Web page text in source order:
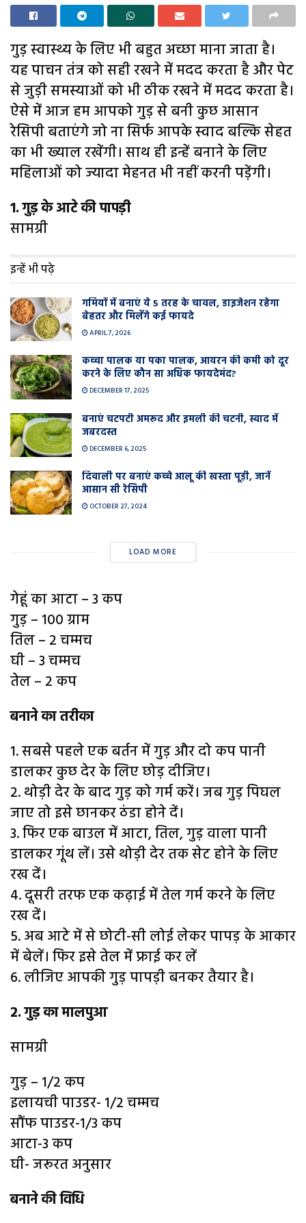
गुड़ स्वास्थ्य के लिए भी बहुत अच्छा माना जाता है।
यह पाचन तंत्र को सही रखने में मदद करता है और पेट
से जुड़ी समस्याओं को भी ठीक रखने में मदद करता है।
ऐसे में आज हम आपको गुड़ से बनी कुछ आसान
रेसिपी बताएंगे जो ना सिर्फ आपके स्वाद बल्कि सेहत
का भी ख्याल रखेंगी। साथ ही इन्हें बनाने के लिए
महिलाओं को ज्यादा मेहनत भी नहीं करनी पड़ेंगी।
1. गुड़ के आटे की पापड़ी
सामग्री
इन्हें भी पढ़े
गर्मियों में बनाएं ये 5 तरह के चावल, डाइजेशन रहेगा
बेहतर और मिलेंगे कई फायदे
APRIL 7, 2026
कच्चा पालक या पका पालक, आयरन की कमी को दूर
करने के लिए कौन सा अधिक फायदेमंद?
DECEMBER 17, 2025
बनाएं चटपटी अमरूद और इमली की चटनी, स्वाद में
जबरदस्त
DECEMBER 6, 2025
दिवाली पर बनाएं कच्चे आलू की खस्ता पूड़ी, जानें
आसान सी रेसिपी
OCTOBER 27, 2024
LOAD MORE
गेहूं का आटा – 3 कप
गुड़ – 100 ग्राम
तिल – 2 चम्मच
घी – 3 चम्मच
तेल – 2 कप
बनाने का तरीका
1. सबसे पहले एक बर्तन में गुड़ और दो कप पानी
डालकर कुछ देर के लिए छोड़ दीजिए।
2. थोड़ी देर के बाद गुड़ को गर्म करें। जब गुड़ पिघल
जाए तो इसे छानकर ठंडा होने दें।
3. फिर एक बाउल में आटा, तिल, गुड़ वाला पानी
डालकर गूंथ लें। उसे थोड़ी देर तक सेट होने के लिए
रख दें।
4. दूसरी तरफ एक कढ़ाई में तेल गर्म करने के लिए
रख दें।
5. अब आटे में से छोटी-सी लोई लेकर पापड़ के आकार
में बेलें। फिर इसे तेल में फ्राई कर लें
6. लीजिए आपकी गुड़ पापड़ी बनकर तैयार है।
2. गुड़ का मालपुआ
सामग्री
गुड़ – 1/2 कप
इलायची पाउडर- 1/2 चम्मच
सौंफ पाउडर-1/3 कप
आटा-3 कप
घी- जरूरत अनुसार
बनाने की विधि